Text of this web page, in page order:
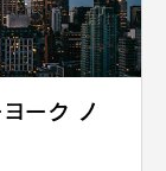
ーク ノ